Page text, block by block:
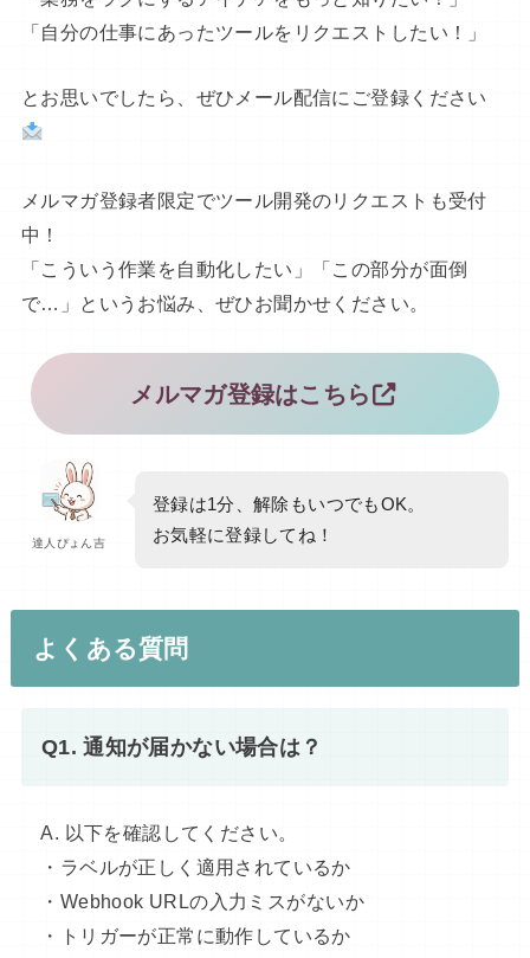
「自分の仕事にあったツールをリクエストしたい！」
とお思いでしたら、ぜひメール配信にご登録ください
メルマガ登録者限定でツール開発のリクエストも受付
中！
「こういう作業を自動化したい」「この部分が面倒
で…」というお悩み、ぜひお聞かせください。
メルマガ登録はこちら
達人ぴょん吉
登録は1分、解除もいつでもOK。
お気軽に登録してね！
よくある質問
Q1. 通知が届かない場合は？
A. 以下を確認してください。
・ラベルが正しく適用されているか
・Webhook URLの入力ミスがないか
・トリガーが正常に動作しているか